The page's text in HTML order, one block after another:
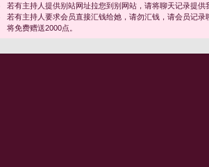
若有主持人提供别站网址拉您到别网站，请将聊天记录提供
若有主持人要求会员直接汇钱给她，请勿汇钱，请会员记
将免费赠送2000点。